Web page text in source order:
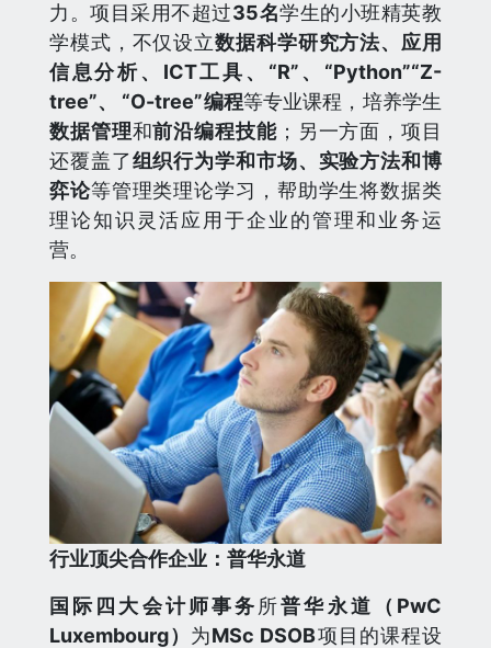
力。项目采用不超过35名学生的小班精英教
学模式，不仅设立数据科学研究方法、应用
信息分析、ICT工具、“R”、“Python”“Z-
tree”、 “O-tree”编程等专业课程，培养学生
数据管理和前沿编程技能；另一方面，项目
还覆盖了组织行为学和市场、实验方法和博
弈论等管理类理论学习，帮助学生将数据类
理论知识灵活应用于企业的管理和业务运
营。
行业顶尖合作企业：普华永道
国际四大会计师事务 所普华永道（PwC
Luxembourg） 为MSc DSOB项目的课程设